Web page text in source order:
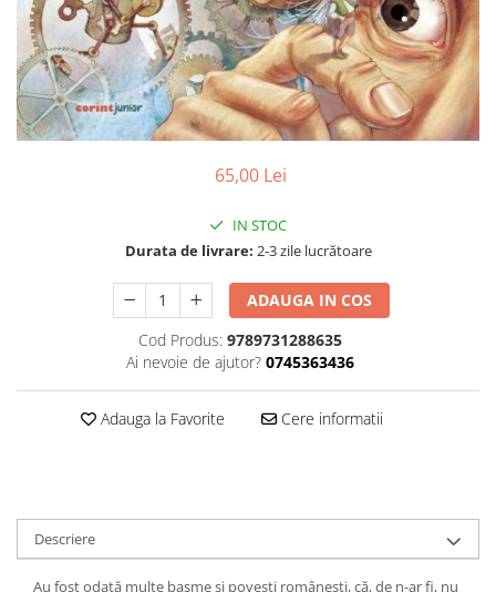
14+ ani
2-5 ani
5-7 ani
7-10 ani
Adulți
Editura Aramis
Editura Arthur
Editura Cartea Copiilor
Editura Cartemma
Editura Casa
Editura Gama
65,00 Lei
IN STOC
Durata de livrare: 2-3 zile lucrătoare
ADAUGA IN COS
Cod Produs: 9789731288635
Ai nevoie de ajutor? 0745363436
Adauga la Favorite Cere informatii
Descriere
Au fost odată multe basme şi povești românești, că, de n-ar fi, nu